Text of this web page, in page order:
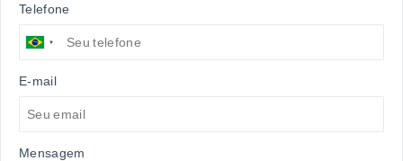
Telefone
E-mail
Mensagem